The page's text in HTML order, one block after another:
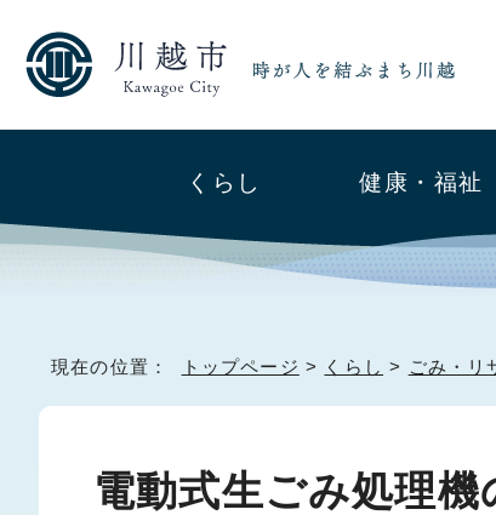
くらし 健康・福祉
現在の位置： トップページ > くらし > ごみ・リ
電動式生ごみ処理機